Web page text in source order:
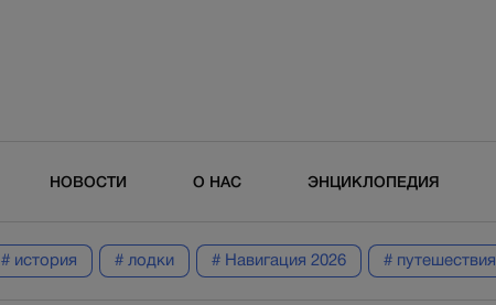
НОВОСТИ О НАС ЭНЦИКЛОПЕДИЯ
# история # лодки # Навигация 2026 # путешествия